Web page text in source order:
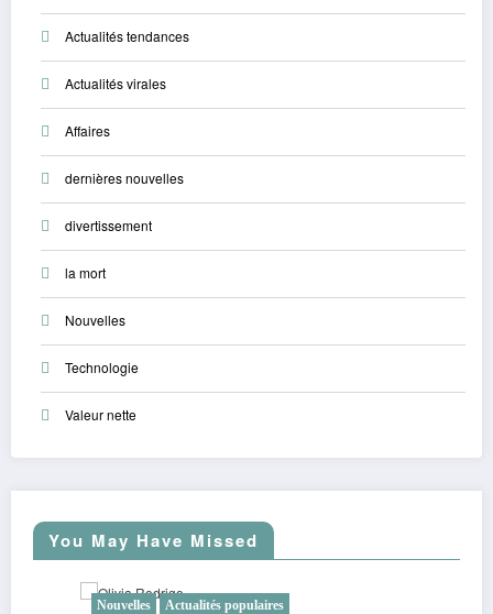
Actualités tendances
Actualités virales
Affaires
dernières nouvelles
divertissement
la mort
Nouvelles
Technologie
Valeur nette
You May Have Missed
Nouvelles Actualités populaires